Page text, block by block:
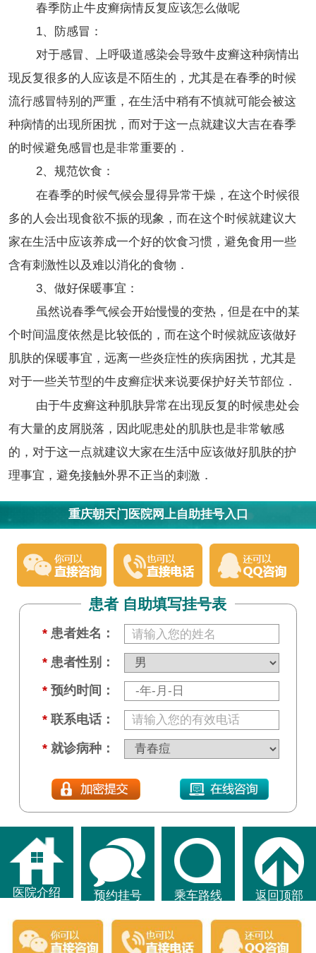
春季防止牛皮癣病情反复应该怎么做呢
1、防感冒：
对于感冒、上呼吸道感染会导致牛皮癣这种病情出
现反复很多的人应该是不陌生的，尤其是在春季的时候
流行感冒特别的严重，在生活中稍有不慎就可能会被这
种病情的出现所困扰，而对于这一点就建议大吉在春季
的时候避免感冒也是非常重要的．
2、规范饮食：
在春季的时候气候会显得异常干燥，在这个时候很
多的人会出现食欲不振的现象，而在这个时候就建议大
家在生活中应该养成一个好的饮食习惯，避免食用一些
含有刺激性以及难以消化的食物．
3、做好保暖事宜：
虽然说春季气候会开始慢慢的变热，但是在中的某
个时间温度依然是比较低的，而在这个时候就应该做好
肌肤的保暖事宜，远离一些炎症性的疾病困扰，尤其是
对于一些关节型的牛皮癣症状来说要保护好关节部位．
由于牛皮癣这种肌肤异常在出现反复的时候患处会
有大量的皮屑脱落，因此呢患处的肌肤也是非常敏感
的，对于这一点就建议大家在生活中应该做好肌肤的护
理事宜，避免接触外界不正当的刺激．
重庆朝天门医院网上自助挂号入口
患者 自助填写挂号表
* 患者姓名：
* 患者性别：
* 预约时间：
* 联系电话：
* 就诊病种：
医院介绍 预约挂号 乘车路线 返回顶部